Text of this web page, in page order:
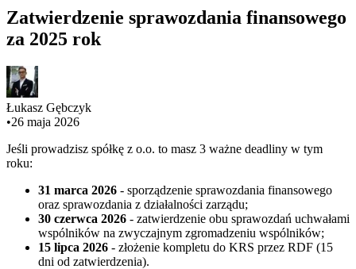
Zatwierdzenie sprawozdania finansowego
za 2025 rok
Łukasz Gębczyk
•26 maja 2026
Jeśli prowadzisz spółkę z o.o. to masz 3 ważne deadliny w tym
roku:
31 marca 2026 - sporządzenie sprawozdania finansowego
oraz sprawozdania z działalności zarządu;
30 czerwca 2026 - zatwierdzenie obu sprawozdań uchwałami
wspólników na zwyczajnym zgromadzeniu wspólników;
15 lipca 2026 - złożenie kompletu do KRS przez RDF (15
dni od zatwierdzenia).